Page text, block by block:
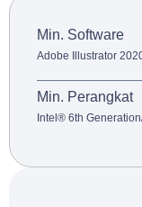
Min. Software
Adobe Illustrator
Min. Perangkat
Intel® 6th